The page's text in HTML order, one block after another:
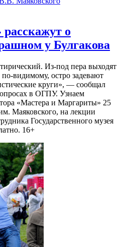
о
у Булгакова
Из-под пера выходят
видимому, остро задевают
круги», — сообщал
в ОГПУ. Узнаем
«Мастера и Маргариты» 25
Маяковского, на лекции
Государственного музея
16+